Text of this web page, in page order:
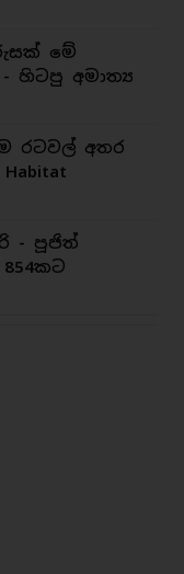
මේ
හිටපු අමාත්‍ය
රටවල් අතර
- පූජිත්